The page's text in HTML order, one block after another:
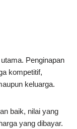
Penginapan
kompetitif,
keluarga.
baik, nilai yang
yang dibayar.